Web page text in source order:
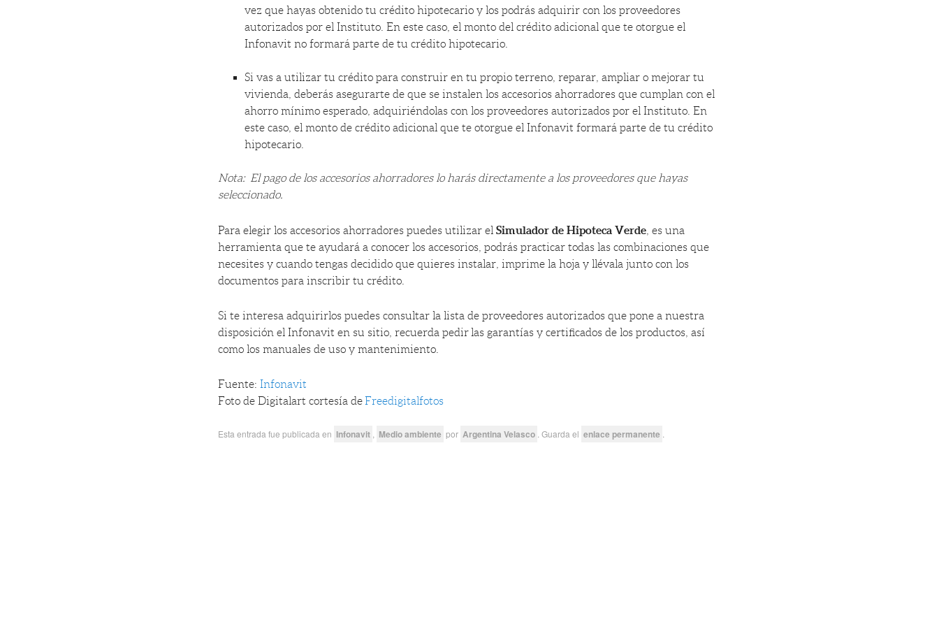
vez que hayas obtenido tu crédito hipotecario y los podrás adquirir con los proveedores
autorizados por el Instituto. En este caso, el monto del crédito adicional que te otorgue el
Infonavit no formará parte de tu crédito hipotecario.
Si vas a utilizar tu crédito para construir en tu propio terreno, reparar, ampliar o mejorar tu
vivienda, deberás asegurarte de que se instalen los accesorios ahorradores que cumplan con el
ahorro mínimo esperado, adquiriéndolas con los proveedores autorizados por el Instituto. En
este caso, el monto de crédito adicional que te otorgue el Infonavit formará parte de tu crédito
hipotecario.
Nota: El pago de los accesorios ahorradores lo harás directamente a los proveedores que hayas
seleccionado.
Para elegir los accesorios ahorradores puedes utilizar elSimulador de Hipoteca Verde , es una
herramienta que te ayudará a conocer los accesorios, podrás practicar todas las combinaciones que
necesites y cuando tengas decidido que quieres instalar, imprime la hoja y llévala junto con los
documentos para inscribir tu crédito.
Si te interesa adquirirlos puedes consultar la lista de proveedores autorizados que pone a nuestra
disposición el Infonavit en su sitio, recuerda pedir las garantías y certificados de los productos, así
como los manuales de uso y mantenimiento.
Fuente:Infonavit
Foto de Digitalart cortesía deFreedigitalfotos
Esta entrada fue publicada en Infonavit Medio ambiente por Argentina Velasco . Guarda el enlace permanente